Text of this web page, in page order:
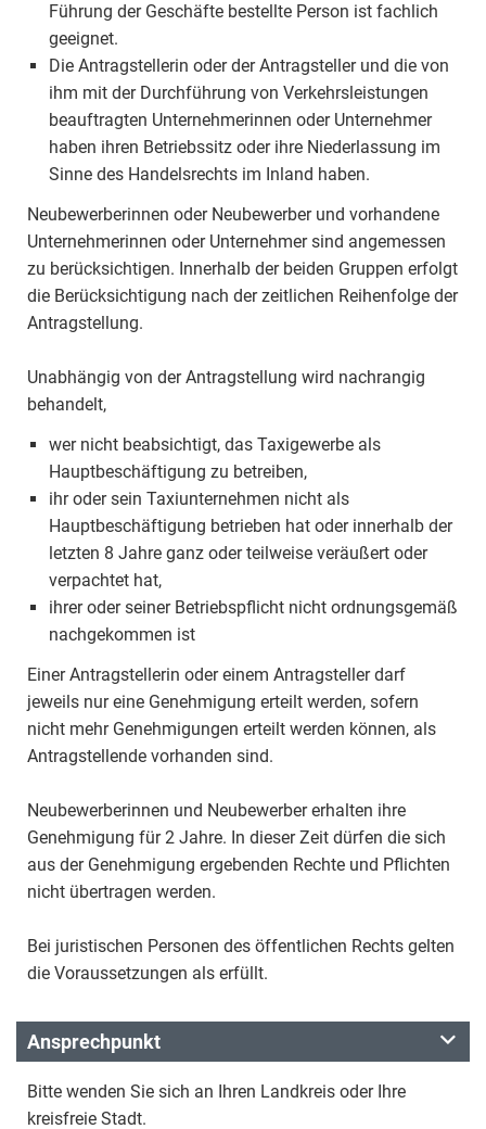
Führung der Geschäfte bestellte Person ist fachlich
geeignet.
Die Antragstellerin oder der Antragsteller und die von
ihm mit der Durchführung von Verkehrsleistungen
beauftragten Unternehmerinnen oder Unternehmer
haben ihren Betriebssitz oder ihre Niederlassung im
Sinne des Handelsrechts im Inland haben.
Neubewerberinnen oder Neubewerber und vorhandene
Unternehmerinnen oder Unternehmer sind angemessen
zu berücksichtigen. Innerhalb der beiden Gruppen erfolgt
die Berücksichtigung nach der zeitlichen Reihenfolge der
Antragstellung.
Unabhängig von der Antragstellung wird nachrangig
behandelt,
wer nicht beabsichtigt, das Taxigewerbe als
Hauptbeschäftigung zu betreiben,
ihr oder sein Taxiunternehmen nicht als
Hauptbeschäftigung betrieben hat oder innerhalb der
letzten 8 Jahre ganz oder teilweise veräußert oder
verpachtet hat,
ihrer oder seiner Betriebspflicht nicht ordnungsgemäß
nachgekommen ist
Einer Antragstellerin oder einem Antragsteller darf
jeweils nur eine Genehmigung erteilt werden, sofern
nicht mehr Genehmigungen erteilt werden können, als
Antragstellende vorhanden sind.
Neubewerberinnen und Neubewerber erhalten ihre
Genehmigung für 2 Jahre. In dieser Zeit dürfen die sich
aus der Genehmigung ergebenden Rechte und Pflichten
nicht übertragen werden.
Bei juristischen Personen des öffentlichen Rechts gelten
die Voraussetzungen als erfüllt.
Ansprechpunkt
Bitte wenden Sie sich an Ihren Landkreis oder Ihre
kreisfreie Stadt.